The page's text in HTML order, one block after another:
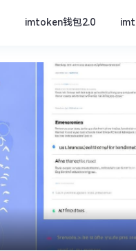
imtoken钱包2.0